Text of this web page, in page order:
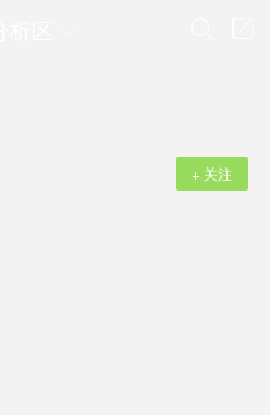
+ 关注